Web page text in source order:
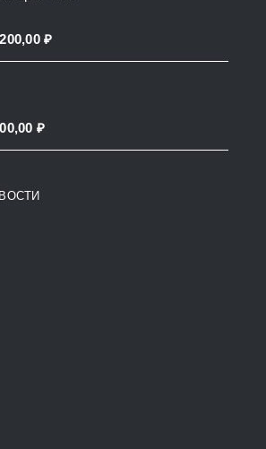
₽Price
range:
₽Price
range: